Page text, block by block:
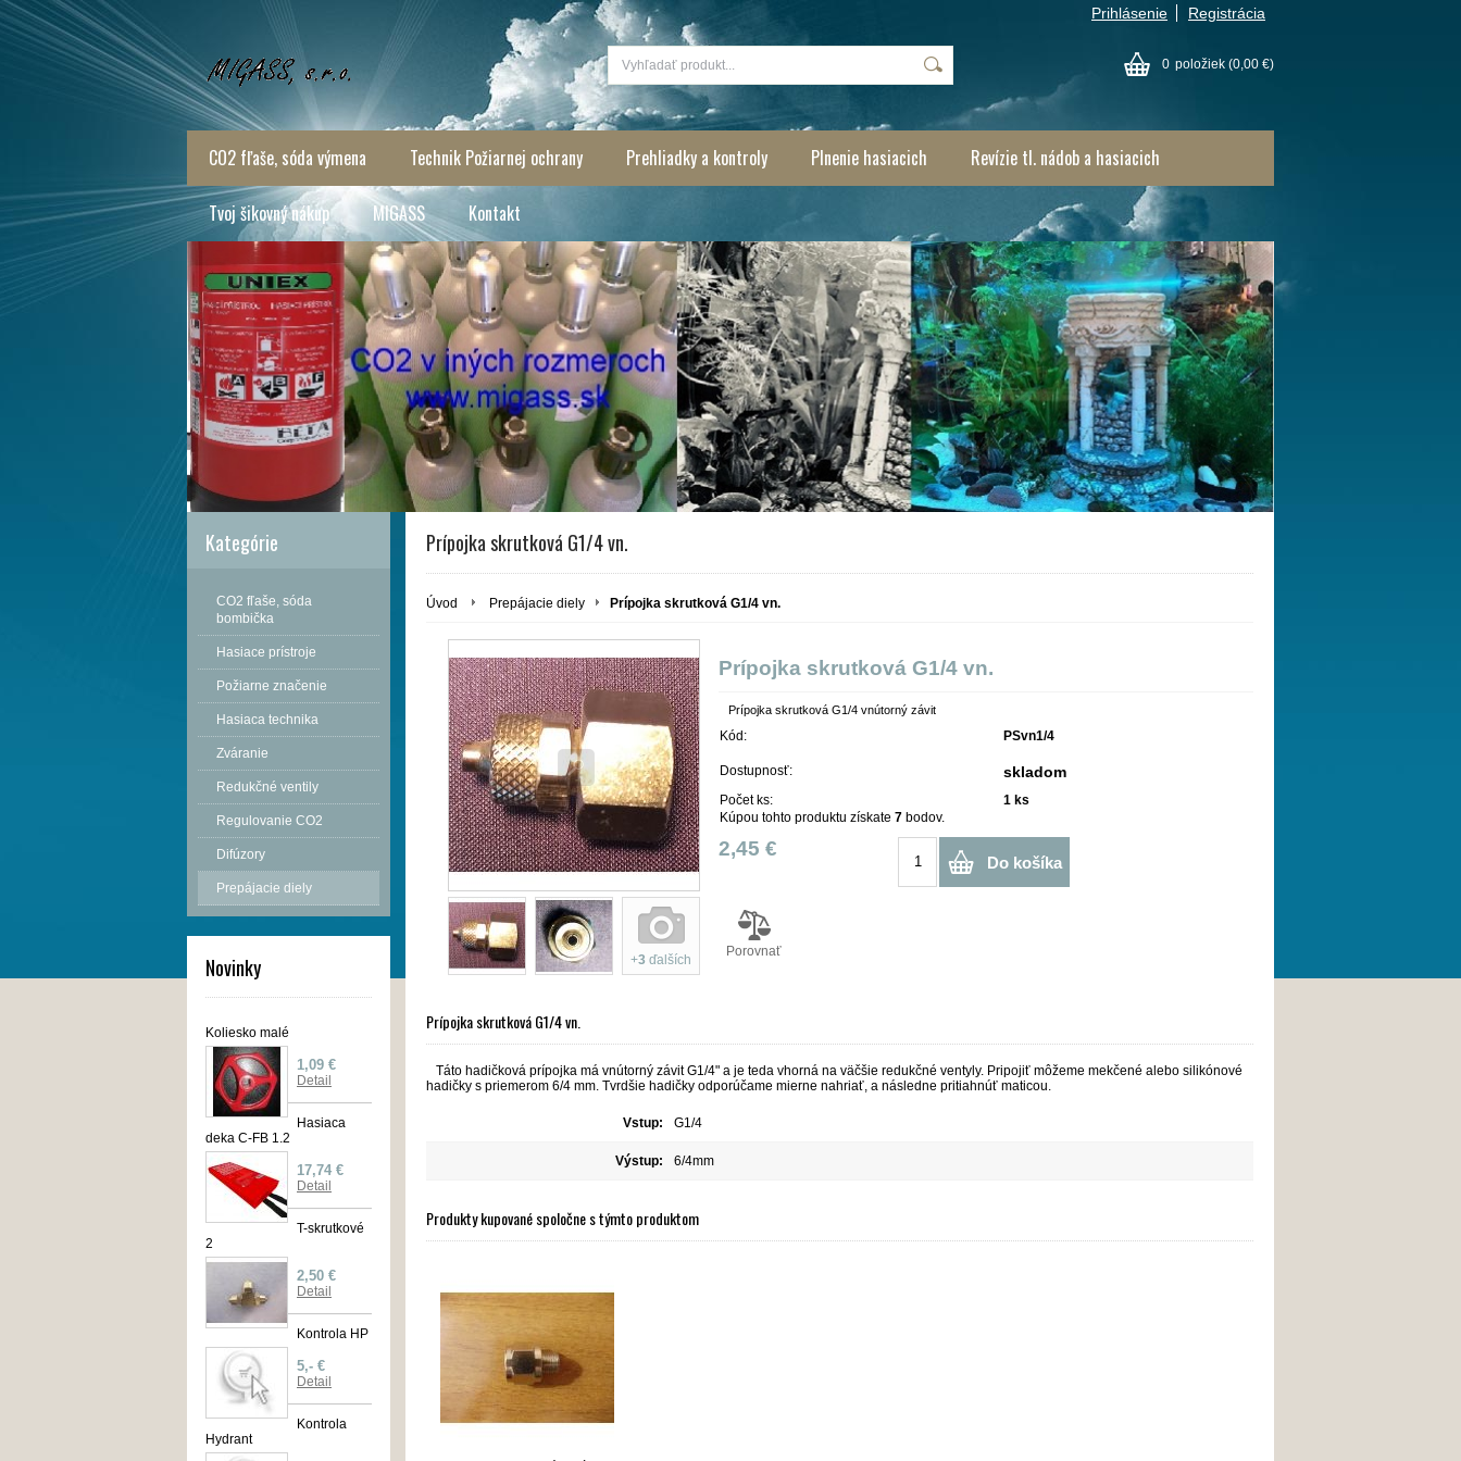
Prihlásenie Registrácia
0 položiek (0,00 €)
CO2 fľaše, sóda výmena Technik Požiarnej ochrany Prehliadky a kontroly Plnenie hasiacich Revízie tl. nádob a hasiacich
Tvoj šikovný nákup MIGASS Kontakt
Kategórie
CO2 fľaše, sóda
bombička
Hasiace prístroje
Požiarne značenie
Hasiaca technika
Zváranie
Redukčné ventily
Regulovanie CO2
Difúzory
Prepájacie diely
Novinky
Koliesko malé
1,09 €
Detail
Hasiaca
deka C-FB 1.2
17,74 €
Detail
T-skrutkové
2
2,50 €
Detail
Kontrola HP
5,- €
Detail
Kontrola
Hydrant
Prípojka skrutková G1/4 vn.
Úvod Prepájacie diely Prípojka skrutková G1/4 vn.
+3 ďalších
Prípojka skrutková G1/4 vn.
Prípojka skrutková G1/4 vnútorný závit
Kód: PSvn1/4
Dostupnosť: skladom
Počet ks: 1 ks
Kúpou tohto produktu získate 7 bodov.
2,45 €
Do košíka
Porovnať
Prípojka skrutková G1/4 vn.
Táto hadičková prípojka má vnútorný závit G1/4" a je teda vhorná na väčšie redukčné ventyly. Pripojiť môžeme mekčené alebo silikónové
hadičky s priemerom 6/4 mm. Tvrdšie hadičky odporúčame mierne nahriať, a následne pritiahnúť maticou.
Vstup: G1/4
Výstup: 6/4mm
Produkty kupované spoločne s týmto produktom